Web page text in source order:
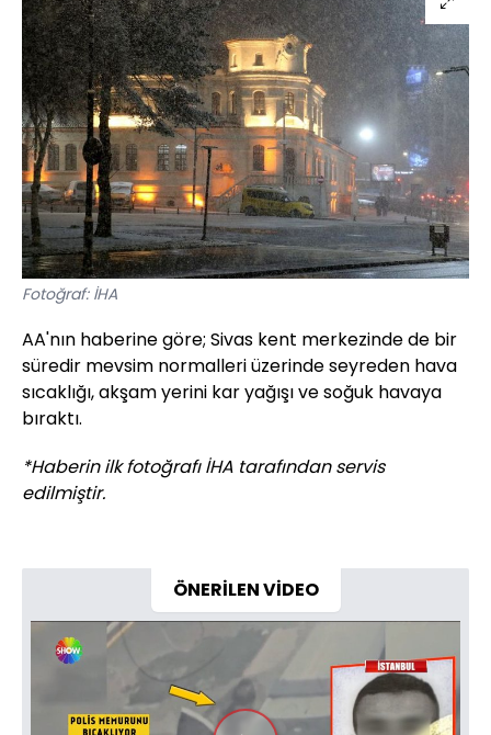
Fotoğraf: İHA
AA'nın haberine göre; Sivas kent merkezinde de bir
süredir mevsim normalleri üzerinde seyreden hava
sıcaklığı, akşam yerini kar yağışı ve soğuk havaya
bıraktı.
*Haberin ilk fotoğrafı İHA tarafından servis
edilmiştir.
ÖNERİLEN VİDEO